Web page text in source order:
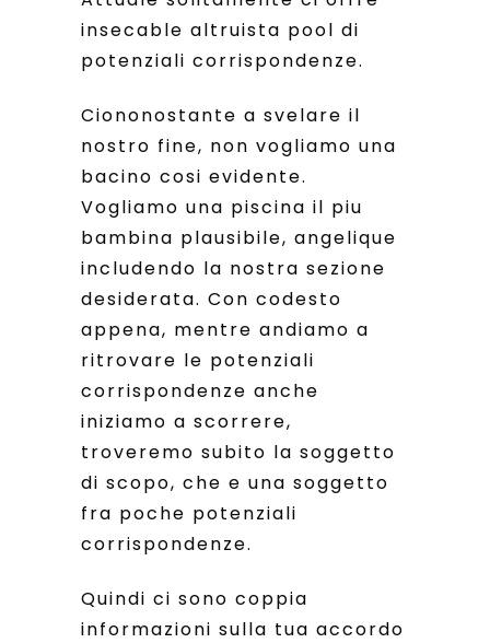
insecable altruista pool di
potenziali corrispondenze.
Ciononostante a svelare il
nostro fine, non vogliamo una
bacino cosi evidente.
Vogliamo una piscina il piu
bambina plausibile, angelique
includendo la nostra sezione
desiderata. Con codesto
appena, mentre andiamo a
ritrovare le potenziali
corrispondenze anche
iniziamo a scorrere,
troveremo subito la soggetto
di scopo, che e una soggetto
fra poche potenziali
corrispondenze.
Quindi ci sono coppia
informazioni sulla tua accordo